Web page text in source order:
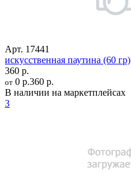
Арт. 17441
искусственная паутина (60 гр)
360 р.
от 0 р.360 р.
В наличии на маркетплейсах
3